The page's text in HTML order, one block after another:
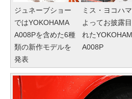
ジュネーブショー
ではYOKOHAMA
A008Pを含めた6種
類の新作モデルを
発表
ミス・ヨコハ
よってお披露
れた
A008P